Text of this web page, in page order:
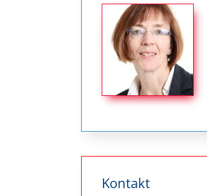
Kontakt